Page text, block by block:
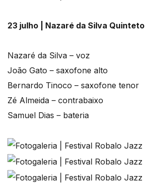
23 julho | Nazaré da Silva Quinteto
Nazaré da Silva – voz
João Gato – saxofone alto
Bernardo Tinoco – saxofone tenor
Zé Almeida – contrabaixo
Samuel Dias – bateria